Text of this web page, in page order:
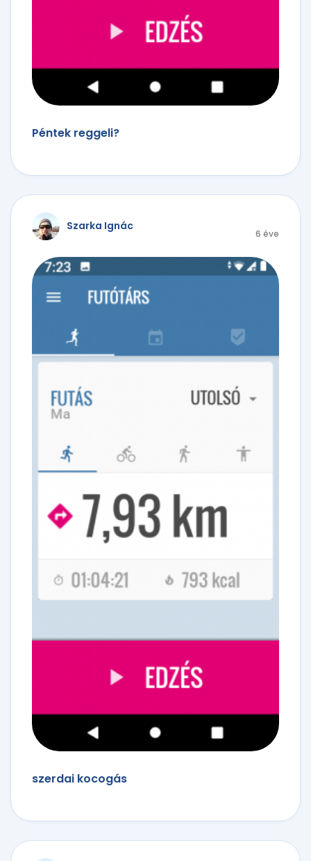
Péntek reggeli?
Szarka Ignác
6 éve
szerdai kocogás